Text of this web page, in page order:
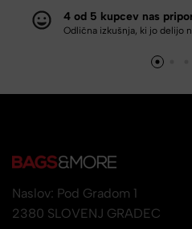
4 od 5 kupcev nas
Odlična izkušnja, ki jo delijo
Naslov: Pod Gradom 1
2380 SLOVENJ GRADEC